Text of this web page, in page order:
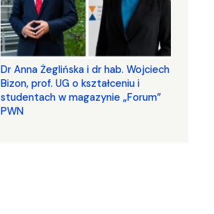
​​​​​​​Dr Anna Żeglińska i dr hab. Wojciech
Bizon, prof. UG o kształceniu i
studentach w magazynie „Forum”
PWN